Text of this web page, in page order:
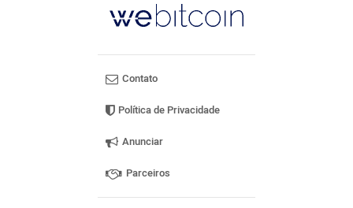
Contato
Política de Privacidade
Anunciar
Parceiros